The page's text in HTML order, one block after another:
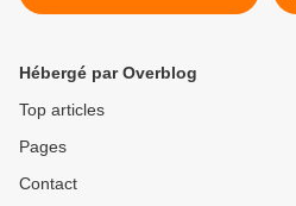
Hébergé par Overblog
Top articles
Pages
Contact